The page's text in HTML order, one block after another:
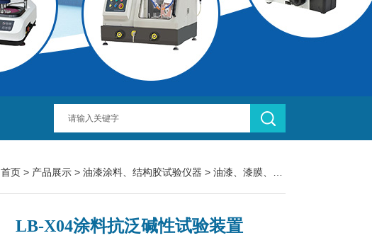
首页 > 产品展示 > 油漆涂料、结构胶试验仪器 > 油漆、漆膜、涂料试验仪器
LB-X04涂料抗泛碱性试验装置